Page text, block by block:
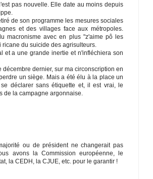
pas nouvelle. Elle date au moins depuis
de son programme les mesures sociales
et des villages face aux métropoles.
macronisme avec en plus "z'aime pô les
du suicide des agrisulteurs.
et a une grande inertie et n'infléchiera son
dernier, sur ma circonscription en
un siège. Mais a été élu à la place un
déclarer sans étiquette et, il est vrai, le
de la campagne argonnaise.
ou de président ne changerait pas
avons la Commission européenne, le
la CEDH, la CJUE, etc. pour le garantir !